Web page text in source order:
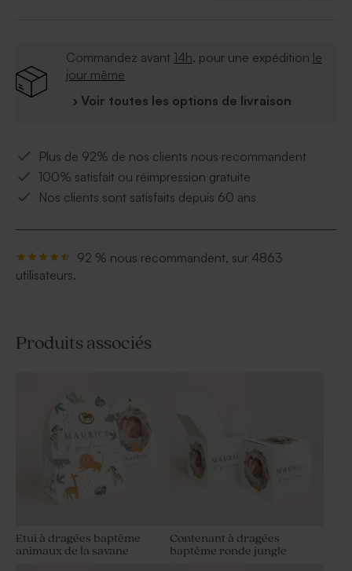
Commandez avant 14h, pour une expédition le
jour même
› Voir toutes les options de livraison
Plus de 92% de nos clients nous recommandent
100% satisfait ou réimpression gratuite
Nos clients sont satisfaits depuis 60 ans
92 % nous recommandent, sur 4863
utilisateurs.
Produits associés
Etui à dragées baptême
animaux de la savane
Contenant à dragées
baptême ronde jungle